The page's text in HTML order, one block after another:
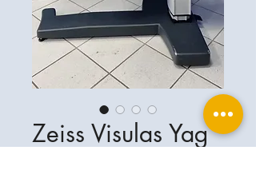
Zeiss Visulas Yag